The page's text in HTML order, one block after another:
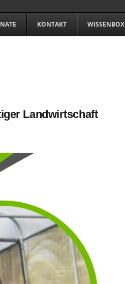
KONTAKT WISSENBOX
Landwirtschaft